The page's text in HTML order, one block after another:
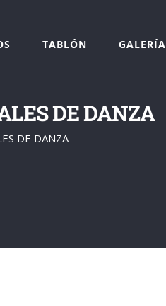
TABLÓN GALERÍA
DE DANZA
DE DANZA